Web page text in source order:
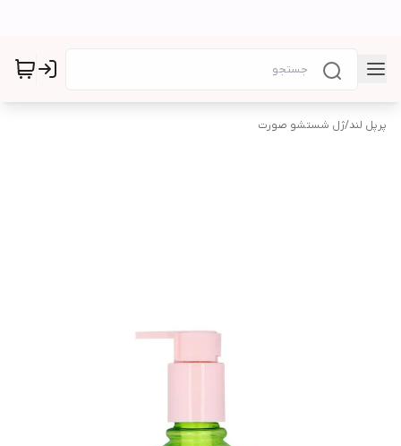
پرپل لند/ژل شستشو صورت